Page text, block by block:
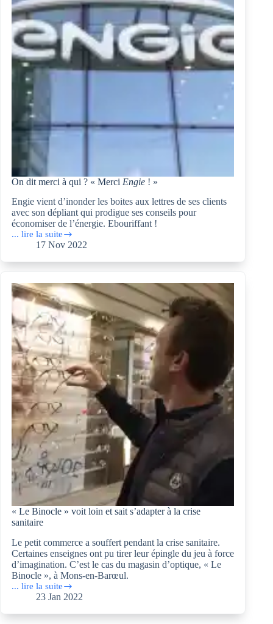
On dit merci à qui ? « Merci Engie ! »
Engie vient d’inonder les boites aux lettres de ses clients
avec son dépliant qui prodigue ses conseils pour
économiser de l’énergie. Ebouriffant !
... lire la suite
On
« MerciEngie! »
17 Nov 2022
« Le Binocle » voit loin et sait s’adapter à la crise
sanitaire
Le petit commerce a souffert pendant la crise sanitaire.
Certaines enseignes ont pu tirer leur épingle du jeu à force
d’imagination. C’est le cas du magasin d’optique, « Le
Binocle », à Mons-en-Barœul.
... lire la suite
« Le
Binocle »23 Jan 2022